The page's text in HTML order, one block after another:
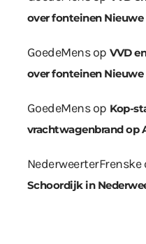
over fonteinen
GoedeMensop VVD
over fonteinen
GoedeMensop Kop-
vrachtwagenbrand op
NederweerterFrenske
Schoordijk in